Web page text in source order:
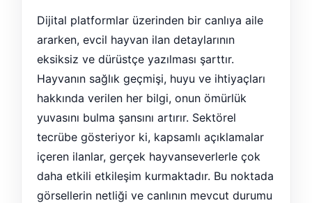
Dijital platformlar üzerinden bir canlıya aile
ararken, evcil hayvan ilan detaylarının
eksiksiz ve dürüstçe yazılması şarttır.
Hayvanın sağlık geçmişi, huyu ve ihtiyaçları
hakkında verilen her bilgi, onun ömürlük
yuvasını bulma şansını artırır. Sektörel
tecrübe gösteriyor ki, kapsamlı açıklamalar
içeren ilanlar, gerçek hayvanseverlerle çok
daha etkili etkileşim kurmaktadır. Bu noktada
görsellerin netliği ve canlının mevcut durumu